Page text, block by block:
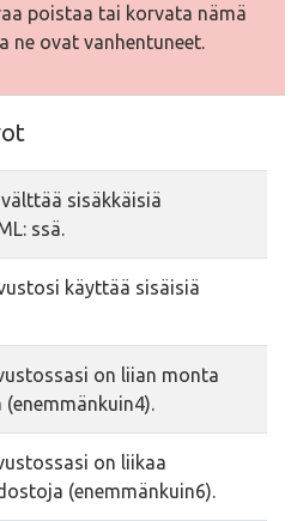
poistaa tai korvata nämä
ne ovat vanhentuneet.
sisäkkäisiä
ssä.
käyttää sisäisiä
on liian monta
on liikaa
(enemmänkuin6).